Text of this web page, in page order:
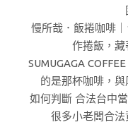
慢所哉．飯捲咖啡
作捲飯，
SUMUGAGA
的是那杯咖啡，
如何判斷 合法台中
很多小老闆合法